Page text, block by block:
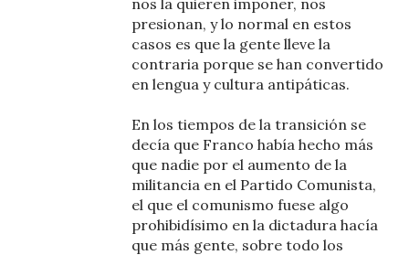
nos la quieren imponer, nos
presionan, y lo normal en estos
casos es que la gente lleve la
contraria porque se han convertido
en lengua y cultura antipáticas.
En los tiempos de la transición se
decía que Franco había hecho más
que nadie por el aumento de la
militancia en el Partido Comunista,
el que el comunismo fuese algo
prohibidísimo en la dictadura hacía
que más gente, sobre todo los